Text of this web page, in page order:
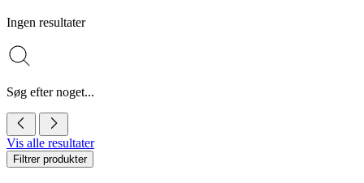
Ingen resultater
Søg efter noget...
Vis alle resultater
Filtrer produkter